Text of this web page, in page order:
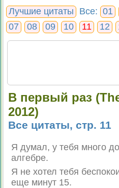
Лучшие цитаты
Все: 01
07
08 09 10 11 12
В первый раз
2012)
Все цитаты, стр. 11
Я думал, у тебя много
алгебре.
Я не хотел тебя
еще минут 15.